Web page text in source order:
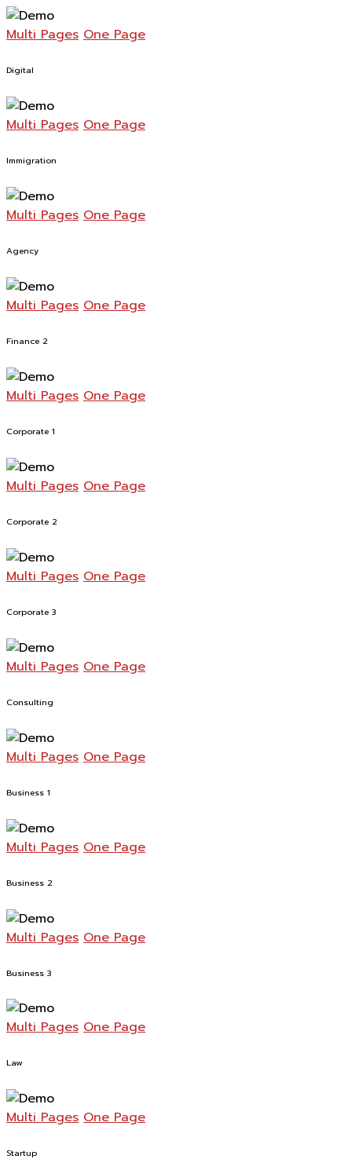
Multi Pages One Page
Digital
Multi Pages One Page
Immigration
Multi Pages One Page
Agency
Multi Pages One Page
Finance 2
Multi Pages One Page
Corporate 1
Multi Pages One Page
Corporate 2
Multi Pages One Page
Corporate 3
Multi Pages One Page
Consulting
Multi Pages One Page
Business 1
Multi Pages One Page
Business 2
Multi Pages One Page
Business 3
Multi Pages One Page
Law
Multi Pages One Page
Startup